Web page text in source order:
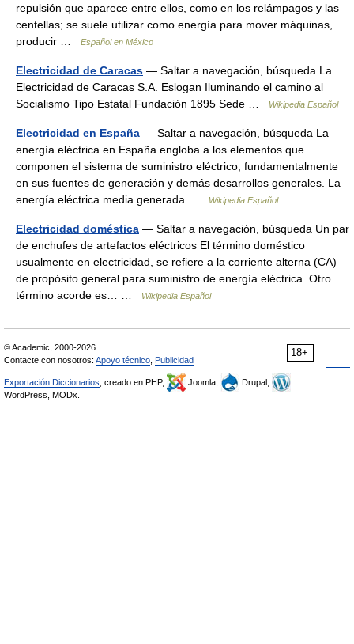
repulsión que aparece entre ellos, como en los relámpagos y las
centellas; se suele utilizar como energía para mover máquinas,
producir …
Español en México
Electricidad de Caracas — Saltar a navegación, búsqueda La
Electricidad de Caracas S.A. Eslogan Iluminando el camino al
Socialismo Tipo Estatal Fundación 1895 Sede …
Wikipedia Español
Electricidad en España — Saltar a navegación, búsqueda La
energía eléctrica en España engloba a los elementos que
componen el sistema de suministro eléctrico, fundamentalmente
en sus fuentes de generación y demás desarrollos generales. La
energía eléctrica media generada …
Wikipedia Español
Electricidad doméstica — Saltar a navegación, búsqueda Un par
de enchufes de artefactos eléctricos El término doméstico
usualmente en electricidad, se refiere a la corriente alterna (CA)
de propósito general para suministro de energía eléctrica. Otro
término acorde es… …
Wikipedia Español
18+
© Academic, 2000-2026
Contacte con nosotros: Apoyo técnico Publicidad
Exportación Diccionarios , creado en PHP, Joomla,
Drupal,
WordPress, MODx.